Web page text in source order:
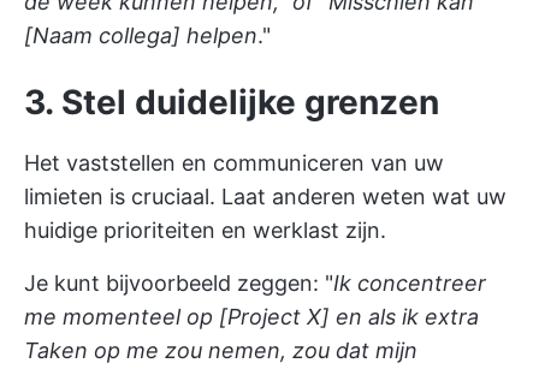
[Naam collega] helpen."
3. Stel duidelijke grenzen
Het vaststellen en communiceren van uw
limieten is cruciaal. Laat anderen weten wat uw
huidige prioriteiten en werklast zijn.
Je kunt bijvoorbeeld zeggen: "Ik concentreer
me momenteel op [Project X] en als ik extra
Taken op me zou nemen, zou dat mijn